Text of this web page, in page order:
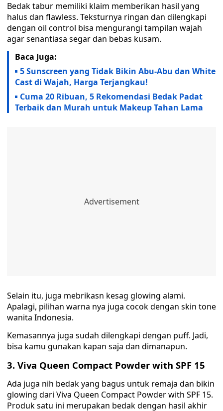
Bedak tabur memiliki klaim memberikan hasil yang
halus dan flawless. Teksturnya ringan dan dilengkapi
dengan oil control bisa mengurangi tampilan wajah
agar senantiasa segar dan bebas kusam.
Baca Juga:
5 Sunscreen yang Tidak Bikin Abu-Abu dan White
Cast di Wajah, Harga Terjangkau!
Cuma 20 Ribuan, 5 Rekomendasi Bedak Padat
Terbaik dan Murah untuk Makeup Tahan Lama
Selain itu, juga mebrikasn kesag glowing alami.
Apalagi, pilihan warna nya juga cocok dengan skin tone
wanita Indonesia.
Kemasannya juga sudah dilengkapi dengan puff. Jadi,
bisa kamu gunakan kapan saja dan dimanapun.
3. Viva Queen Compact Powder with SPF 15
Ada juga nih bedak yang bagus untuk remaja dan bikin
glowing dari Viva Queen Compact Powder with SPF 15.
Produk satu ini merupakan bedak dengan hasil akhir